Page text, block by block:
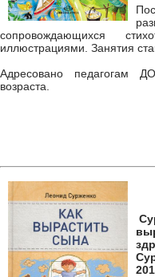
сопровождающихся
иллюстрациями. Занятия
Адресовано педагогам
возраста.